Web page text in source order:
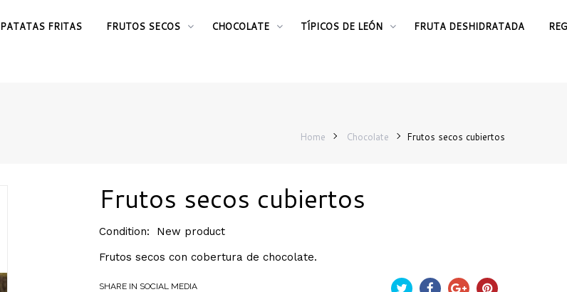
PATATAS FRITAS FRUTOS SECOS CHOCOLATE TÍPICOS DE LEÓN FRUTA DESHIDRATADA
Home Chocolate Frutos secos cubiertos
Frutos secos cubiertos
Condition:
New product
Frutos secos con cobertura de chocolate.
SHARE IN SOCIAL MEDIA